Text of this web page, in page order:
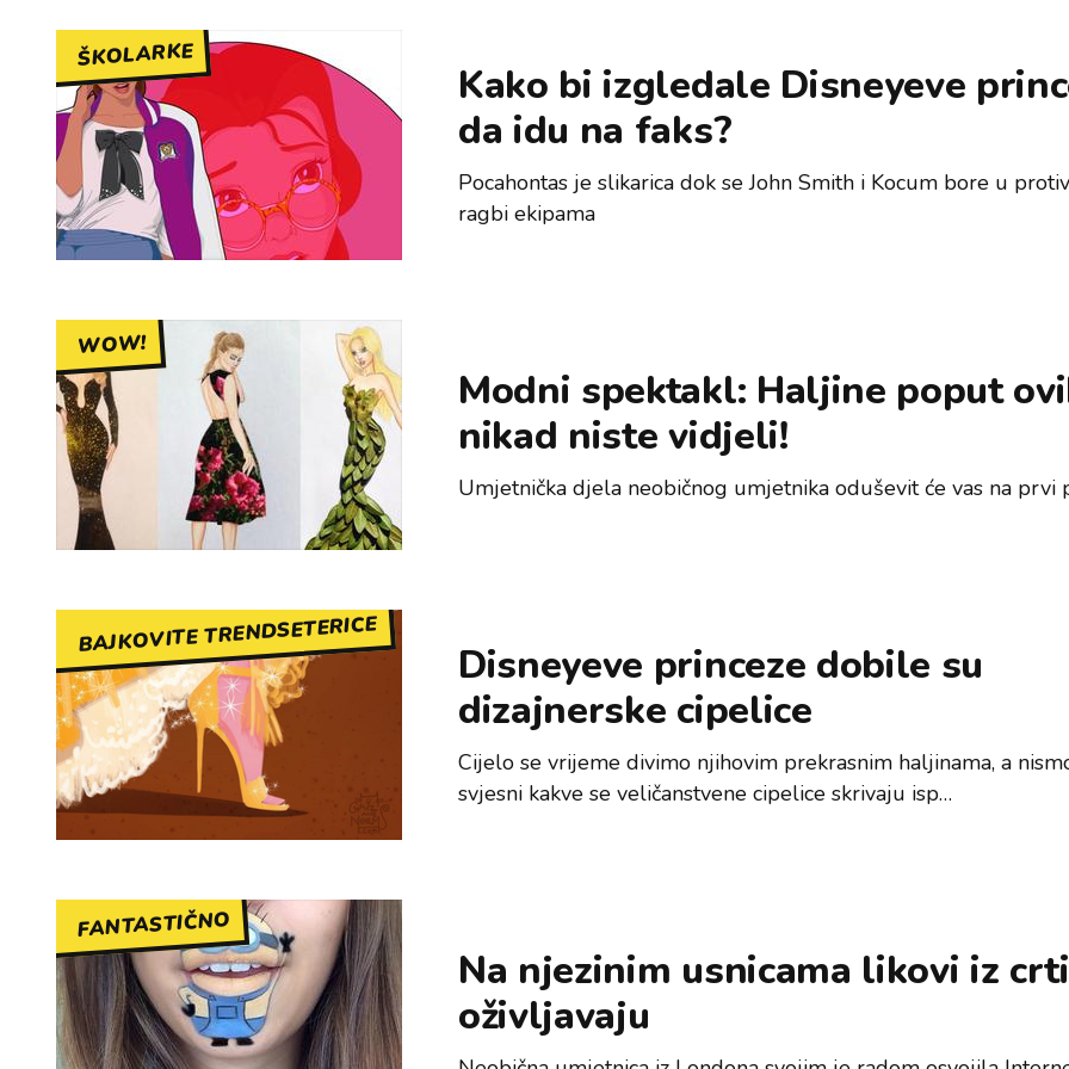
ŠKOLARKE
Kako bi izgledale Disneyeve
da idu na faks?
Pocahontas je slikarica dok se John Smith i Kocum bore u
ragbi ekipama
WOW!
Modni spektakl: Haljine poput
nikad niste vidjeli!
Umjetnička djela neobičnog umjetnika oduševit će vas na prvi
BAJKOVITE TRENDSETERICE
Disneyeve princeze dobile su
dizajnerske cipelice
Cijelo se vrijeme divimo njihovim prekrasnim haljinama, a
svjesni kakve se veličanstvene cipelice skrivaju isp…
FANTASTIČNO
Na njezinim usnicama likovi iz
oživljavaju